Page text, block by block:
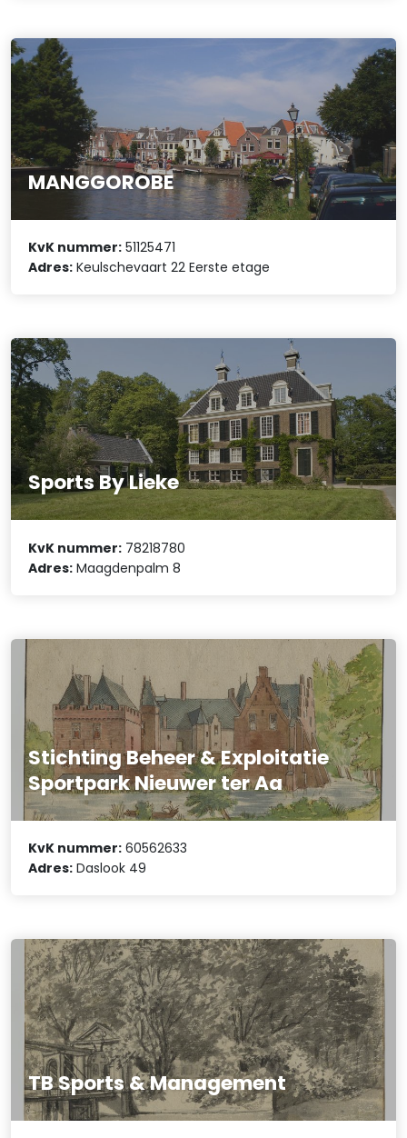
MANGGOROBE
KvK nummer: 51125471
Adres: Keulschevaart 22 Eerste etage
Sports By Lieke
KvK nummer: 78218780
Adres: Maagdenpalm 8
Stichting Beheer & Exploitatie
Sportpark Nieuwer ter Aa
KvK nummer: 60562633
Adres: Daslook 49
TB Sports & Management